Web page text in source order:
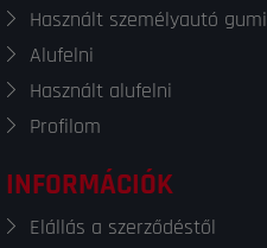
Használt személyautó gumi
Alufelni
Használt alufelni
Profilom
INFORMÁCIÓK
Elállás a szerződéstől